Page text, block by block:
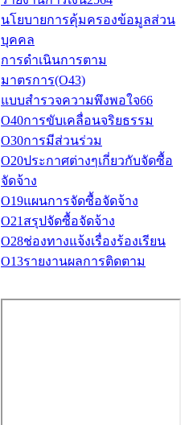
นโยบายการคุ้มครองข้อมูลส่วน
บุคคล
การดำเนินการตาม
มาตรการ(O43)
แบบสำรวจความพึงพอใจ66
O40การขับเคลื่อนจริยธรรม
O30การมีส่วนร่วม
O20ประกาศต่างๆเกี่ยวกับจัดซื้อ
จัดจ้าง
O19แผนการจัดซื้อจัดจ้าง
O21สรุปจัดซื้อจัดจ้าง
O28ช่องทางแจ้งเรื่องร้องเรียน
O13รายงานผลการติดตาม